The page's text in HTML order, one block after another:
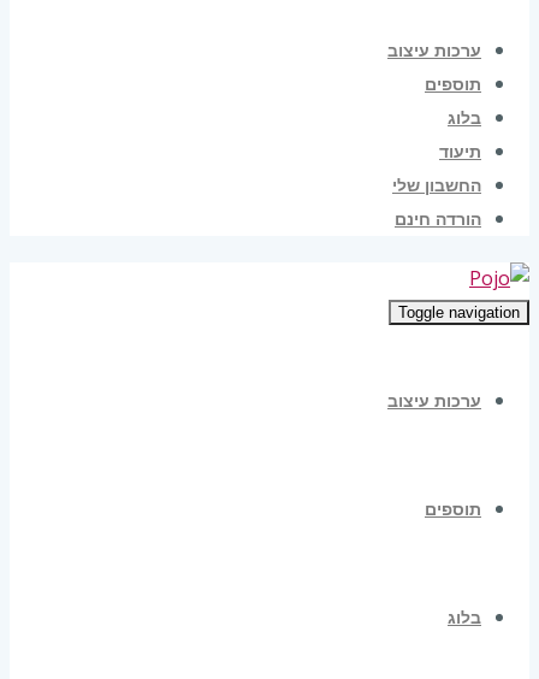
ערכות עיצוב
תוספים
בלוג
תיעוד
החשבון שלי
הורדה חינם
Toggle navigation
ערכות עיצוב
תוספים
בלוג